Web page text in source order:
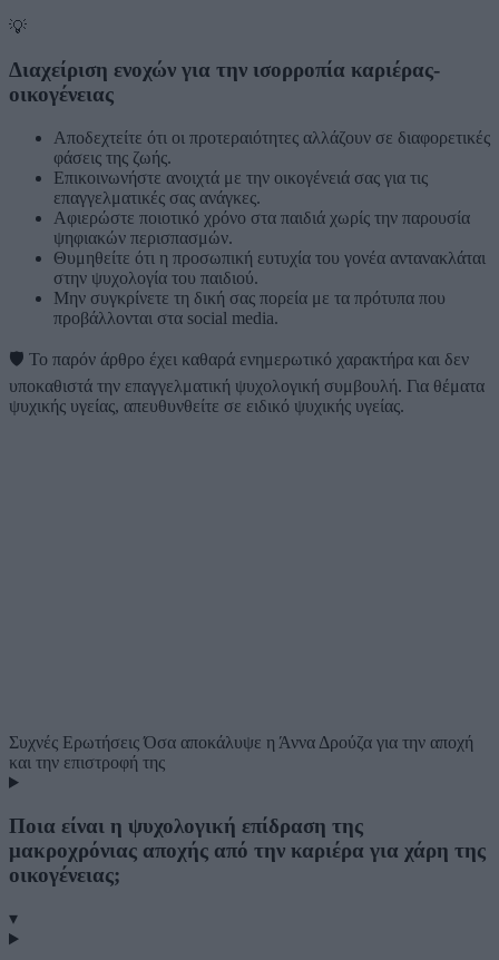
💡
Διαχείριση ενοχών για την ισορροπία καριέρας-
οικογένειας
Αποδεχτείτε ότι οι προτεραιότητες αλλάζουν σε διαφορετικές
φάσεις της ζωής.
Επικοινωνήστε ανοιχτά με την οικογένειά σας για τις
επαγγελματικές σας ανάγκες.
Αφιερώστε ποιοτικό χρόνο στα παιδιά χωρίς την παρουσία
ψηφιακών περισπασμών.
Θυμηθείτε ότι η προσωπική ευτυχία του γονέα αντανακλάται
στην ψυχολογία του παιδιού.
Μην συγκρίνετε τη δική σας πορεία με τα πρότυπα που
προβάλλονται στα social media.
🛡️ Το παρόν άρθρο έχει καθαρά ενημερωτικό χαρακτήρα και δεν
υποκαθιστά την επαγγελματική ψυχολογική συμβουλή. Για θέματα
ψυχικής υγείας, απευθυνθείτε σε ειδικό ψυχικής υγείας.
Συχνές ΕρωτήσειςΌσα αποκάλυψε η Άννα Δρούζα για την αποχή
και την επιστροφή της
Ποια είναι η ψυχολογική επίδραση της
μακροχρόνιας αποχής από την καριέρα για χάρη της
οικογένειας;
▾